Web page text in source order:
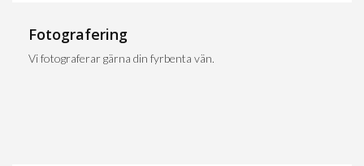
Fotografering
Vi fotograferar gärna din fyrbenta vän.